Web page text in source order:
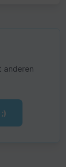
anderen
;)